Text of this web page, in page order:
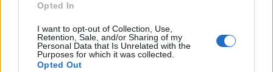
Opted In
I want to opt-out of Collection, Use,
Retention, Sale, and/or Sharing of my
Personal Data that Is Unrelated with the
Purposes for which it was collected.
Opted Out